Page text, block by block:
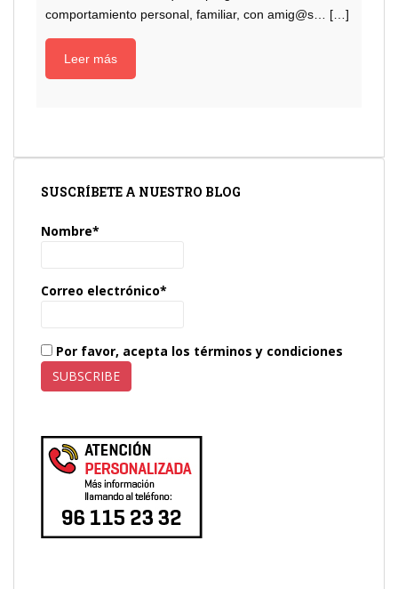
comportamiento personal, familiar, con amig@s… […]
Leer más
SUSCRÍBETE A NUESTRO BLOG
Nombre*
Correo electrónico*
Por favor, acepta los términos y condiciones